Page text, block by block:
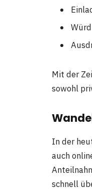
Mit der
sowohl
In der
auch
schnell